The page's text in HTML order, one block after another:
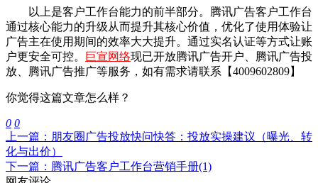
以上是客户工作台能力的前半部分。腾讯广告客户工作台
通过核心能力的升级从而提升其核心价值，优化了使用体验让
广告主在使用期间的效率大大提升。通过实名认证等方式让账
户更安全可控。
巨宣网络现已开放腾讯广告开户、腾讯广告投
放、腾讯广告推广等服务，如有需求请联系【4009602809】
你觉得这篇文章怎么样？
0 0
上一篇：朋友圈广告投放快问快答：投放实操建议（曝光、转
化与出价）
下一篇：腾讯广告客户工作台营销手册(1)